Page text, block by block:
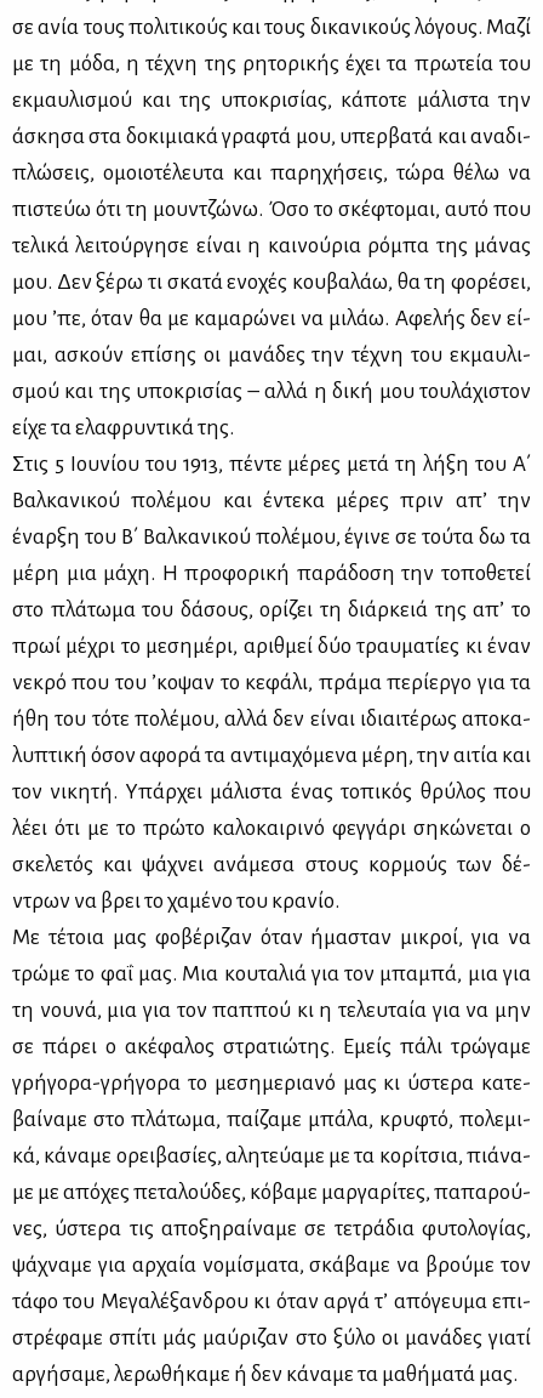
σε ανία τους πο­λι­τι­κούς και τους δι­κα­νι­κούς λό­γους. Μα­ζί
με τη μό­δα, η τέ­χνη της ρη­το­ρι­κής έχει τα πρω­τεία του
εκ­μαυ­λι­σμού και της υπο­κρι­σί­ας, κά­πο­τε μά­λι­στα την
άσκη­σα στα δο­κι­μια­κά γρα­φτά μου, υπερ­βα­τά και ανα­δι­
πλώ­σεις, ομοιο­τέ­λευ­τα και πα­ρη­χή­σεις, τώ­ρα θέ­λω να
πι­στεύω ότι τη μουν­τζώ­νω. Όσο το σκέ­φτο­μαι, αυ­τό που
τε­λι­κά λει­τούρ­γη­σε εί­ναι η και­νού­ρια ρό­μπα της μά­νας
μου. Δεν ξέ­ρω τι σκα­τά ενο­χές κου­βα­λάω, θα τη φο­ρέ­σει,
μου ’πε, όταν θα με κα­μα­ρώ­νει να μι­λάω. Αφε­λής δεν εί­
μαι, ασκούν επί­σης οι μα­νά­δες την τέ­χνη του εκ­μαυ­λι­
σμού και της υπο­κρι­σί­ας – αλ­λά η δι­κή μου του­λά­χι­στον
εί­χε τα ελα­φρυ­ντι­κά της.
Στις 5 Ιου­νί­ου του 1913, πέ­ντε μέ­ρες με­τά τη λή­ξη του A΄
Βαλ­κα­νι­κού πο­λέ­μου και έντε­κα μέ­ρες πριν απ’ την
έναρ­ξη του B΄ Βαλ­κα­νι­κού πο­λέ­μου, έγι­νε σε τού­τα δω τα
μέ­ρη μια μά­χη. Η προ­φο­ρι­κή πα­ρά­δο­ση την το­πο­θε­τεί
στο πλά­τω­μα του δά­σους, ορί­ζει τη διάρ­κειά της απ’ το
πρωί μέ­χρι το με­ση­μέ­ρι, αριθ­μεί δύο τραυ­μα­τί­ες κι έναν
νε­κρό που του ’κο­ψαν το κε­φά­λι, πρά­μα πε­ρί­ερ­γο για τα
ήθη του τό­τε πο­λέ­μου, αλ­λά δεν εί­ναι ιδιαι­τέ­ρως απο­κα­
λυ­πτι­κή όσον αφο­ρά τα αντι­μα­χό­με­να μέ­ρη, την αι­τία και
τον νι­κη­τή. Υπάρ­χει μά­λι­στα ένας το­πι­κός θρύ­λος που
λέ­ει ότι με το πρώ­το κα­λο­και­ρι­νό φεγ­γά­ρι ση­κώ­νε­ται ο
σκε­λε­τός και ψά­χνει ανά­με­σα στους κορ­μούς των δέ­
ντρων να βρει το χα­μέ­νο του κρα­νίο.
Με τέ­τοια μας φο­βέ­ρι­ζαν όταν ήμα­σταν μι­κροί, για να
τρώ­με το φαΐ μας. Μια κου­τα­λιά για τον μπα­μπά, μια για
τη νου­νά, μια για τον παπ­πού κι η τε­λευ­ταία για να μην
σε πά­ρει ο ακέ­φα­λος στρα­τιώ­της. Εμείς πά­λι τρώ­γα­με
γρή­γο­ρα-γρή­γο­ρα το με­ση­με­ρια­νό μας κι ύστε­ρα κα­τε­
βαί­να­με στο πλά­τω­μα, παί­ζα­με μπά­λα, κρυ­φτό, πο­λε­μι­
κά, κά­να­με ορει­βα­σί­ες, αλη­τεύ­α­με με τα κο­ρί­τσια, πιά­να­
με με από­χες πε­τα­λού­δες, κό­βα­με μαρ­γα­ρί­τες, πα­πα­ρού­
νες, ύστε­ρα τις απο­ξη­ραί­να­με σε τε­τρά­δια φυ­το­λο­γί­ας,
ψά­χνα­με για αρ­χαία νο­μί­σμα­τα, σκά­βα­με να βρού­με τον
τά­φο του Με­γα­λέ­ξαν­δρου κι όταν αρ­γά τ’ από­γευ­μα επι­
στρέ­φα­με σπί­τι μάς μαύ­ρι­ζαν στο ξύ­λο οι μα­νά­δες για­τί
αρ­γή­σα­με, λε­ρω­θή­κα­με ή δεν κά­να­με τα μα­θή­μα­τά μας.